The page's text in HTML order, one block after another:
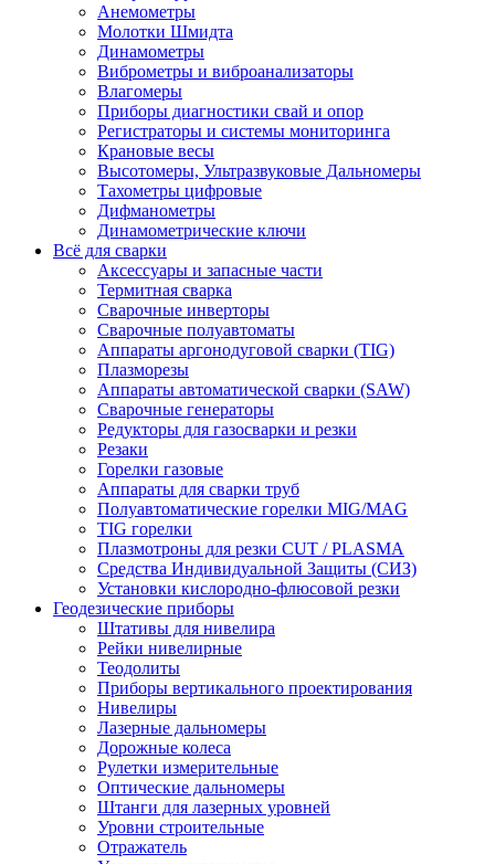
Анемометры
Молотки Шмидта
Динамометры
Виброметры и виброанализаторы
Влагомеры
Приборы диагностики свай и опор
Регистраторы и системы мониторинга
Крановые весы
Высотомеры, Ультразвуковые Дальномеры
Тахометры цифровые
Дифманометры
Динамометрические ключи
Всё для сварки
Аксессуары и запасные части
Термитная сварка
Сварочные инверторы
Сварочные полуавтоматы
Аппараты аргонодуговой сварки (TIG)
Плазморезы
Аппараты автоматической сварки (SAW)
Сварочные генераторы
Редукторы для газосварки и резки
Резаки
Горелки газовые
Аппараты для сварки труб
Полуавтоматические горелки MIG/MAG
TIG горелки
Плазмотроны для резки CUT / PLASMA
Средства Индивидуальной Защиты (СИЗ)
Установки кислородно-флюсовой резки
Геодезические приборы
Штативы для нивелира
Рейки нивелирные
Теодолиты
Приборы вертикального проектирования
Нивелиры
Лазерные дальномеры
Дорожные колеса
Рулетки измерительные
Оптические дальномеры
Штанги для лазерных уровней
Уровни строительные
Отражатель